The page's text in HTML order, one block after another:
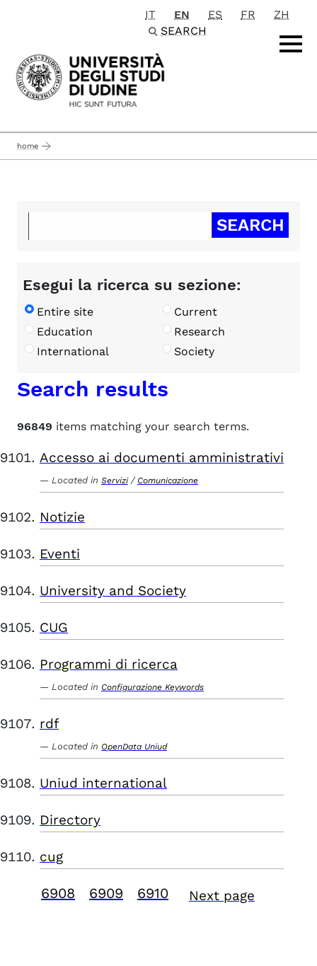
Passa al contenuto principale
IT EN ES FR
ZH
SEARCH
home
Esegui la ricerca su sezione:
Entire site
Current
Education
Research
International
Society
Search results
96849 items matching your search terms.
Accesso ai documenti amministrativi
Located in Servizi / Comunicazione
Notizie
Eventi
University and Society
CUG
Programmi di ricerca
Located in Configurazione Keywords
rdf
Located in OpenData Uniud
Uniud international
Directory
cug
6908 6909 6910 Next page